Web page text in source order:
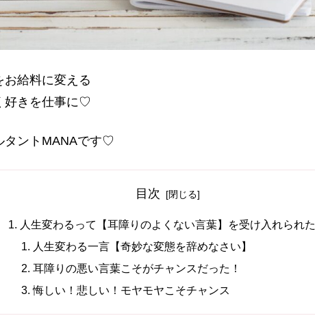
給料に変える
好きを仕事に♡
タントMANAです♡
目次
人生変わるって【耳障りのよくない言葉】を受け入れられ
人生変わる一言【奇妙な変態を辞めなさい】
耳障りの悪い言葉こそがチャンスだった！
悔しい！悲しい！モヤモヤこそチャンス